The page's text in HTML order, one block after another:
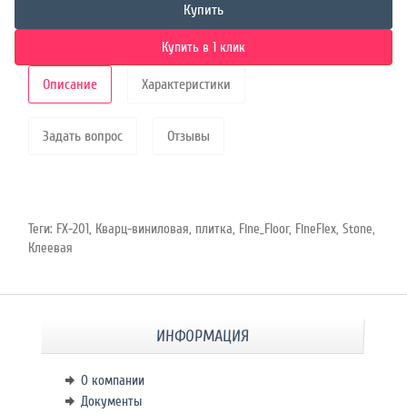
Купить
Купить в 1 клик
Описание Характеристики
Задать вопрос Отзывы
Теги: FX-201, Кварц-виниловая, плитка, Fine_Floor, FineFlex,Stone,
Клеевая
ИНФОРМАЦИЯ
О компании
Документы